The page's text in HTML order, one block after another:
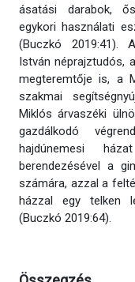
ásatási darabok,
egykori használati
(Buczkó 2019:41).
István néprajztudós,
megteremtője is, a
szakmai
Miklós árvaszéki
gazdálkodó
hajdúnemesi
berendezésével a
számára, azzal a
házzal egy telken
(Buczkó 2019:64).